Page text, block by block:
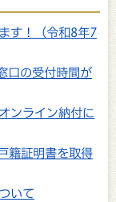
す！（令和8年7
口の受付時間が
ンライン納付に
籍証明書を取得
いて